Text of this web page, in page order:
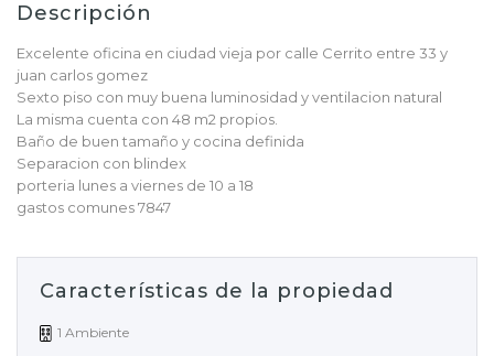
Descripción
Excelente oficina en ciudad vieja por calle Cerrito entre 33 y
juan carlos gomez
Sexto piso con muy buena luminosidad y ventilacion natural
La misma cuenta con 48 m2 propios.
Baño de buen tamaño y cocina definida
Separacion con blindex
porteria lunes a viernes de 10 a 18
gastos comunes 7847
Características de la propiedad
1 Ambiente